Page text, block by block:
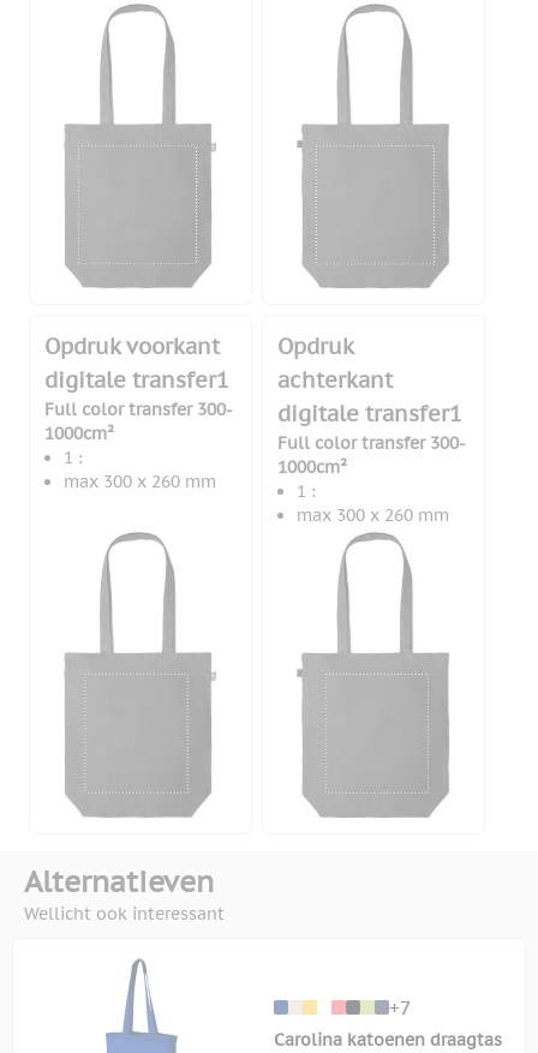
Opdruk voorkant
digitale transfer1
Full color transfer 300-
1000cm²
1 :
max 300 x 260 mm
Opdruk
achterkant
digitale transfer1
Full color transfer 300-
1000cm²
1 :
max 300 x 260 mm
Alternatieven
Wellicht ook interessant
+7
Carolina katoenen draagtas